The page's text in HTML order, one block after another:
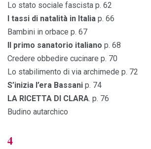
Lo stato sociale fascista p. 62
I tassi di natalità in Italia p. 66
Bambini in orbace p. 67
Il primo sanatorio italiano p. 68
Credere obbedire cucinare p. 70
Lo stabilimento di via archimede p. 72
S’inizia l’era Bassani p. 74
LA RICETTA DI CLARA. p. 76
Budino autarchico
4